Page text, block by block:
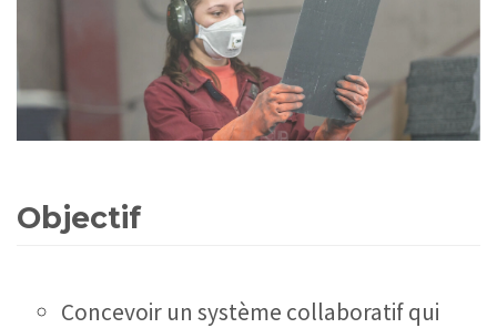
Objectif
Concevoir un système collaboratif qui